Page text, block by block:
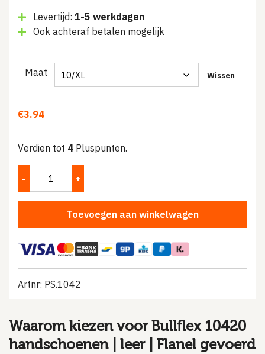
Levertijd: 1-5 werkdagen
Ook achteraf betalen mogelijk
Maat Wissen
€3.94
Verdien tot 4 Pluspunten.
Toevoegen aan winkelwagen
Artnr: PS.1042
Waarom kiezen voor Bullflex 10420
handschoenen | leer | Flanel gevoerd